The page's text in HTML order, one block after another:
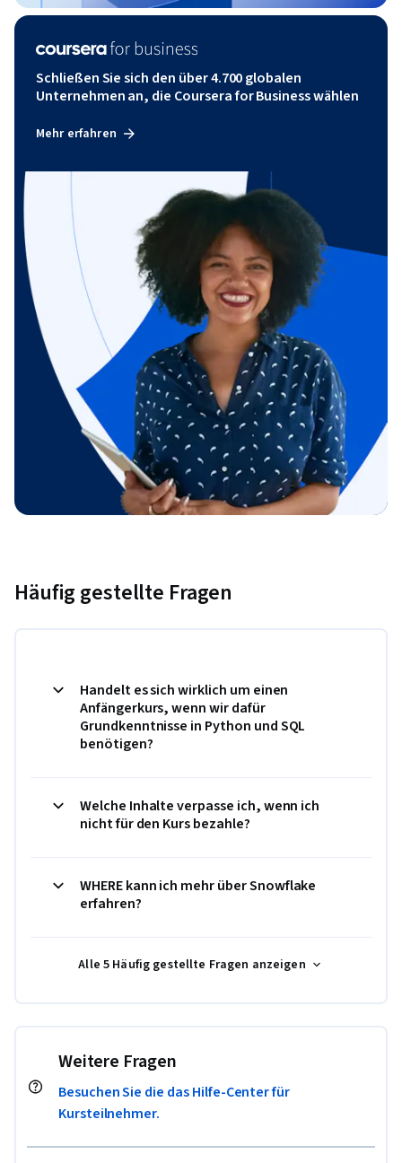
Schließen Sie sich den über 4.700 globalen
Unternehmen an, die Coursera for Business wählen
Mehr erfahren
Häufig gestellte Fragen
Handelt es sich wirklich um einen
Anfängerkurs, wenn wir dafür
Grundkenntnisse in Python und SQL
benötigen?
Welche Inhalte verpasse ich, wenn ich
nicht für den Kurs bezahle?
WHERE kann ich mehr über Snowflake
erfahren?
Alle 5 Häufig gestellte Fragen anzeigen
Weitere Fragen
Besuchen Sie die das Hilfe-Center für
Kursteilnehmer.